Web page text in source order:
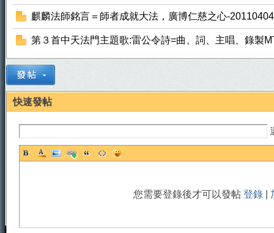
法
門
麒麟法師銘言＝師者成就大法，廣博仁慈之心-20110404
第３首中天法門主題歌:雷公令詩=曲、詞、主唱、錄製
快速發帖
您需要登錄後才可以發帖 登錄